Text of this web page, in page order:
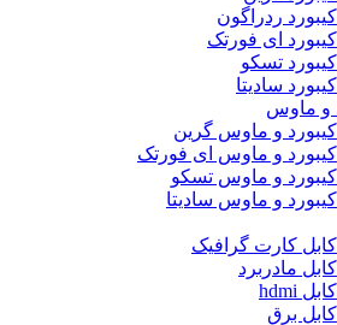
کیبورد ردراگون
کیبورد ای فورتک
کیبورد تسکو
کیبورد سادیتا
و ماوس
کیبورد و ماوس گرین
کیبورد و ماوس ای فورتک
کیبورد و ماوس تسکو
کیبورد و ماوس سادیتا
کابل کارت گرافیک
کابل مادربرد
کابل hdmi
کابل برق